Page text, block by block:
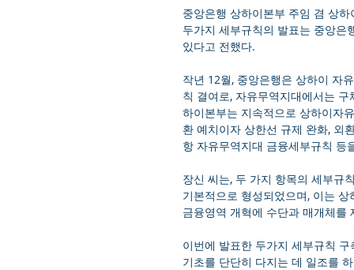
중앙은행 상하이본부 주임 겸 상
두가지 세부규칙의 발표는 중앙은
있다고 전했다.
작년 12월, 중앙은행은 상하이 자
칙 결여로, 자유무역지대에서는
하이본부는 지속적으로 상하이자
환 예치이자 상한선 규제 완화, 외
항 자유무역지대 금융세부규칙 등
장신 씨는, 두 가지 항목의 세부규
기본적으로 형성되었으며, 이는
금융영역 개혁에 수단과 매개체를
이번에 발표한 두가지 세부규칙
기초를 단단히 다지는 데 일조를